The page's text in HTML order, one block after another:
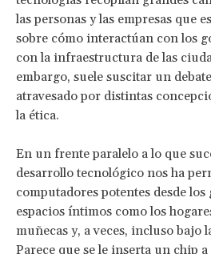
las personas y las empresas que
sobre cómo interactúan con los
con la infraestructura de las
embargo, suele suscitar un
atravesado por distintas
la ética.
En un frente paralelo a lo que
desarrollo tecnológico nos ha
computadores potentes desde los
espacios íntimos como los
muñecas y, a veces, incluso bajo
Parece que se le inserta un chip a